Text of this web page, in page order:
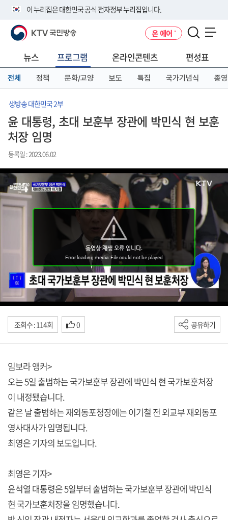
이 누리집은 대한민국 공식 전자정부 누리집입니다.
공식 누리집 주소 확인하기
니다.
이밖에 or.kr 또는 .kr등 다른 도메인 주소를 사용하고 있다면 아래 URL에
서 도메인 주소를 확인해 보세요
KTV 국민방송 온 에어
뉴스 프로그램 온라인콘텐츠 편성표
전체 정책 문화/교양 보도 특집 국가기념식 종영
생방송 대한민국 2부
윤 대통령, 초대 보훈부 장관에 박민식 현 보훈
처장 임명
등록일 : 2023.06.02
조회수 : 114회 0 공유하기
임보라 앵커>
오는 5일 출범하는 국가보훈부 장관에 박민식 현 국가보훈처장
이 내정됐습니다.
같은 날 출범하는 재외동포청장에는 이기철 전 외교부 재외동포
영사대사가 임명됩니다.
최영은 기자의 보도입니다.
최영은 기자>
윤석열 대통령은 5일부터 출범하는 국가보훈부 장관에 박민식
현 국가보훈처장을 임명했습니다.